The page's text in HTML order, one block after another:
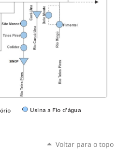
Voltar para o topo